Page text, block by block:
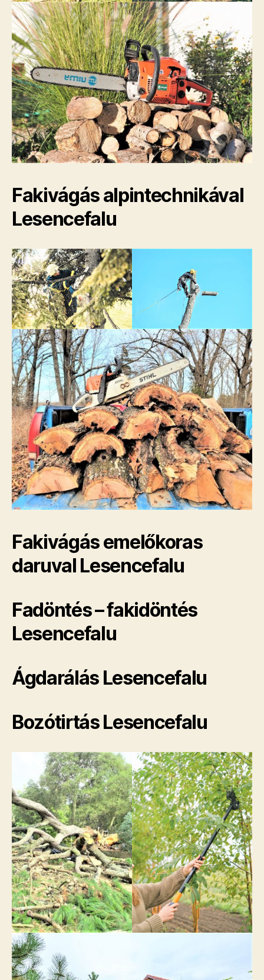
Fakivágás alpintechnikával
Lesencefalu
Fakivágás emelőkoras
daruval Lesencefalu
Fadöntés – fakidöntés
Lesencefalu
Ágdarálás Lesencefalu
Bozótirtás Lesencefalu